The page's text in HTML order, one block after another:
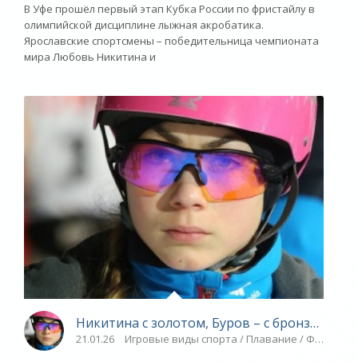
В Уфе прошёл первый этап Кубка России по фристайлу в
олимпийской дисциплине лыжная акробатика.
Ярославские спортсмены – победительница чемпионата
мира Любовь Никитина и
Никитина с золотом, Буров – с бронзой -
21.01.26 Игровые виды спорта / Плавание /